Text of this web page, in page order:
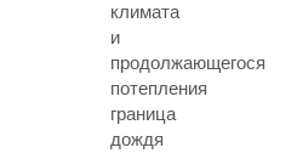
климата
и
продолжающегося
потепления
граница
дождя